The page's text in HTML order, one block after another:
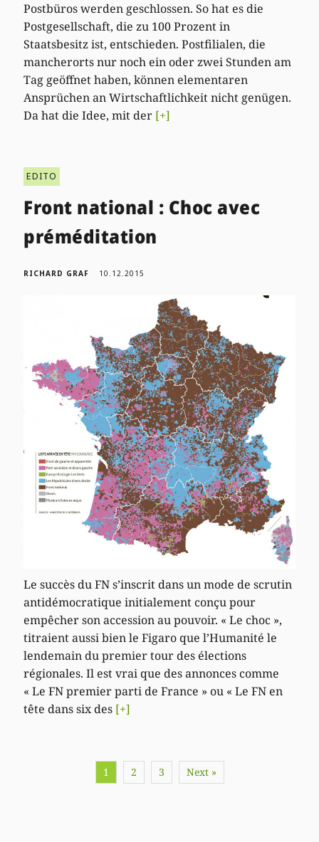
Postbüros werden geschlossen. So hat es die
Postgesellschaft, die zu 100 Prozent in
Staatsbesitz ist, entschieden. Postfilialen, die
mancherorts nur noch ein oder zwei Stunden am
Tag geöffnet haben, können elementaren
Ansprüchen an Wirtschaftlichkeit nicht genügen.
Da hat die Idee, mit der [+]
EDITO
Front national : Choc avec
préméditation
RICHARD GRAF 10.12.2015
Le succès du FN s’inscrit dans un mode de scrutin
antidémocratique initialement conçu pour
empêcher son accession au pouvoir. « Le choc »,
titraient aussi bien le Figaro que l’Humanité le
lendemain du premier tour des élections
régionales. Il est vrai que des annonces comme
« Le FN premier parti de France » ou « Le FN en
tête dans six des [+]
1 2 3 Next »